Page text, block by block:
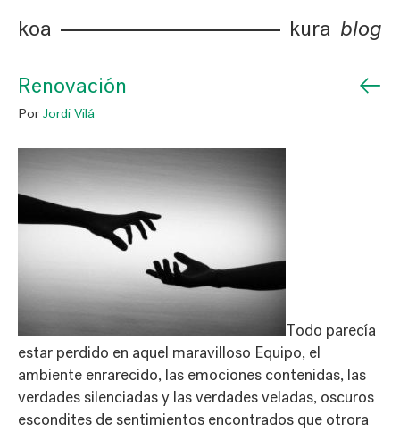
koa kura blog
Renovación ←
Por Jordi Vilá
Todo parecía
estar perdido en aquel maravilloso Equipo, el
ambiente enrarecido, las emociones contenidas, las
verdades silenciadas y las verdades veladas, oscuros
escondites de sentimientos encontrados que otrora